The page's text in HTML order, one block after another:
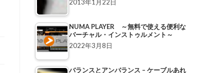
2013年1月22日
NUMA PLAYER ～無料で使える便利な
バーチャル・インストゥルメント～
2022年3月8日
バランスとアンバランス – ケーブルあれ